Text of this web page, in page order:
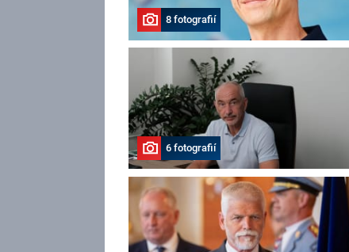
8 fotografií
6 fotografií